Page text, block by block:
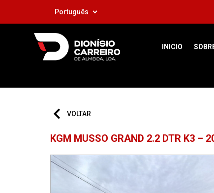
INICIO
VOLTAR
KGM MUSSO GRAND 2.2 DTR K3 –